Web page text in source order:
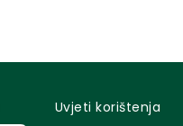
Uvjeti korištenja